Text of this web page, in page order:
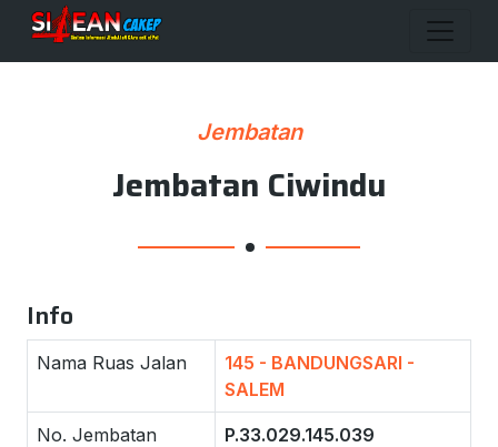
Jembatan
Jembatan Ciwindu
Info
Nama Ruas Jalan
145 - BANDUNGSARI -
SALEM
No. Jembatan P.33.029.145.039